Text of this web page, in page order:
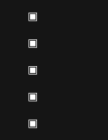
▣
▣
▣
▣
▣